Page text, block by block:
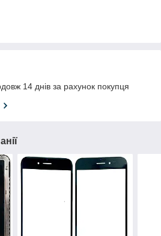
14 днів за рахунок покупця